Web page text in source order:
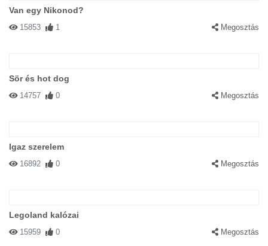
Van egy Nikonod?
15853 1 Megosztás
Sör és hot dog
14757 0 Megosztás
Igaz szerelem
16892 0 Megosztás
Legoland kalózai
15959 0 Megosztás